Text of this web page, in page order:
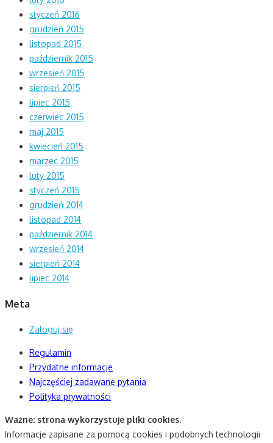
styczeń 2016
grudzień 2015
listopad 2015
październik 2015
wrzesień 2015
sierpień 2015
lipiec 2015
czerwiec 2015
maj 2015
kwiecień 2015
marzec 2015
luty 2015
styczeń 2015
grudzień 2014
listopad 2014
październik 2014
wrzesień 2014
sierpień 2014
lipiec 2014
Meta
Zaloguj się
Regulamin
Przydatne informacje
Najczęściej zadawane pytania
Polityka prywatności
Ważne: strona wykorzystuje pliki cookies.
Informacje zapisane za pomocą cookies i podobnych technologii